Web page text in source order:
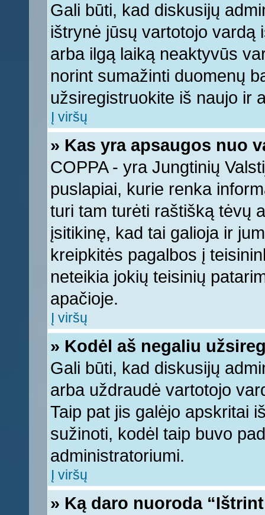
Gali būti, kad diskusijų
ištrynė jūsų vartotojo vardą
arba ilgą laiką neaktyvūs
norint sumažinti duomenų
užsiregistruokite iš naujo ir
Į viršų
» Kas yra apsaugos nuo
COPPA - yra Jungtinių
puslapiai, kurie renka
turi tam turėti raštišką tėvų
įsitikinę, kad tai galioja ir
kreipkitės pagalbos į
neteikia jokių teisinių
apačioje.
Į viršų
» Kodėl aš negaliu
Gali būti, kad diskusijų
arba uždraudė vartotojo
Taip pat jis galėjo apskritai
sužinoti, kodėl taip buvo
administratoriumi.
Į viršų
» Ką daro nuoroda